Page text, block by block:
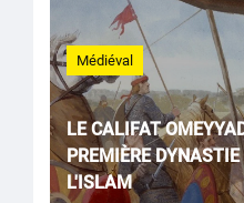
Médiéval
LE CALIFAT
PREMIÈRE
L'ISLAM